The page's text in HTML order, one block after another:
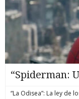
“Spiderman:
“La Odisea”: La ley de